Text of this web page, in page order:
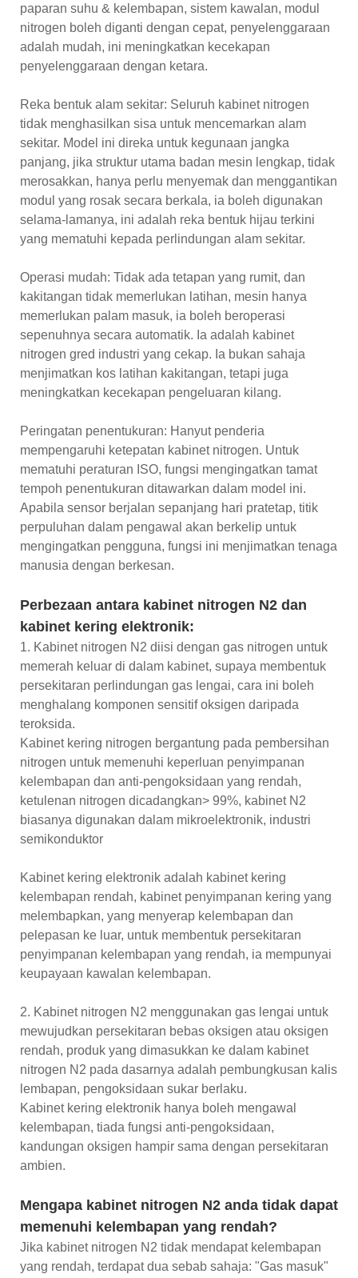
paparan suhu & kelembapan, sistem kawalan, modul
nitrogen boleh diganti dengan cepat, penyelenggaraan
adalah mudah, ini meningkatkan kecekapan
penyelenggaraan dengan ketara.
Reka bentuk alam sekitar: Seluruh kabinet nitrogen
tidak menghasilkan sisa untuk mencemarkan alam
sekitar. Model ini direka untuk kegunaan jangka
panjang, jika struktur utama badan mesin lengkap, tidak
merosakkan, hanya perlu menyemak dan menggantikan
modul yang rosak secara berkala, ia boleh digunakan
selama-lamanya, ini adalah reka bentuk hijau terkini
yang mematuhi kepada perlindungan alam sekitar.
Operasi mudah: Tidak ada tetapan yang rumit, dan
kakitangan tidak memerlukan latihan, mesin hanya
memerlukan palam masuk, ia boleh beroperasi
sepenuhnya secara automatik. Ia adalah kabinet
nitrogen gred industri yang cekap. Ia bukan sahaja
menjimatkan kos latihan kakitangan, tetapi juga
meningkatkan kecekapan pengeluaran kilang.
Peringatan penentukuran: Hanyut penderia
mempengaruhi ketepatan kabinet nitrogen. Untuk
mematuhi peraturan ISO, fungsi mengingatkan tamat
tempoh penentukuran ditawarkan dalam model ini.
Apabila sensor berjalan sepanjang hari pratetap, titik
perpuluhan dalam pengawal akan berkelip untuk
mengingatkan pengguna, fungsi ini menjimatkan tenaga
manusia dengan berkesan.
Perbezaan antara kabinet nitrogen N2 dan
kabinet kering elektronik:
1. Kabinet nitrogen N2 diisi dengan gas nitrogen untuk
memerah keluar di dalam kabinet, supaya membentuk
persekitaran perlindungan gas lengai, cara ini boleh
menghalang komponen sensitif oksigen daripada
teroksida.
Kabinet kering nitrogen bergantung pada pembersihan
nitrogen untuk memenuhi keperluan penyimpanan
kelembapan dan anti-pengoksidaan yang rendah,
ketulenan nitrogen dicadangkan> 99%, kabinet N2
biasanya digunakan dalam mikroelektronik, industri
semikonduktor
Kabinet kering elektronik adalah kabinet kering
kelembapan rendah, kabinet penyimpanan kering yang
melembapkan, yang menyerap kelembapan dan
pelepasan ke luar, untuk membentuk persekitaran
penyimpanan kelembapan yang rendah, ia mempunyai
keupayaan kawalan kelembapan.
2. Kabinet nitrogen N2 menggunakan gas lengai untuk
mewujudkan persekitaran bebas oksigen atau oksigen
rendah, produk yang dimasukkan ke dalam kabinet
nitrogen N2 pada dasarnya adalah pembungkusan kalis
lembapan, pengoksidaan sukar berlaku.
Kabinet kering elektronik hanya boleh mengawal
kelembapan, tiada fungsi anti-pengoksidaan,
kandungan oksigen hampir sama dengan persekitaran
ambien.
Mengapa kabinet nitrogen N2 anda tidak dapat
memenuhi kelembapan yang rendah?
Jika kabinet nitrogen N2 tidak mendapat kelembapan
yang rendah, terdapat dua sebab sahaja: "Gas masuk"